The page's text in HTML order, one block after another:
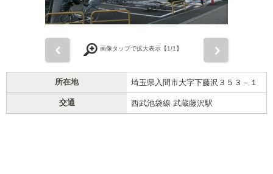
画像タップで拡大表示【1/1】
所在地 埼玉県入間市大字下藤沢３５３－１
交通 西武池袋線 武蔵藤沢駅